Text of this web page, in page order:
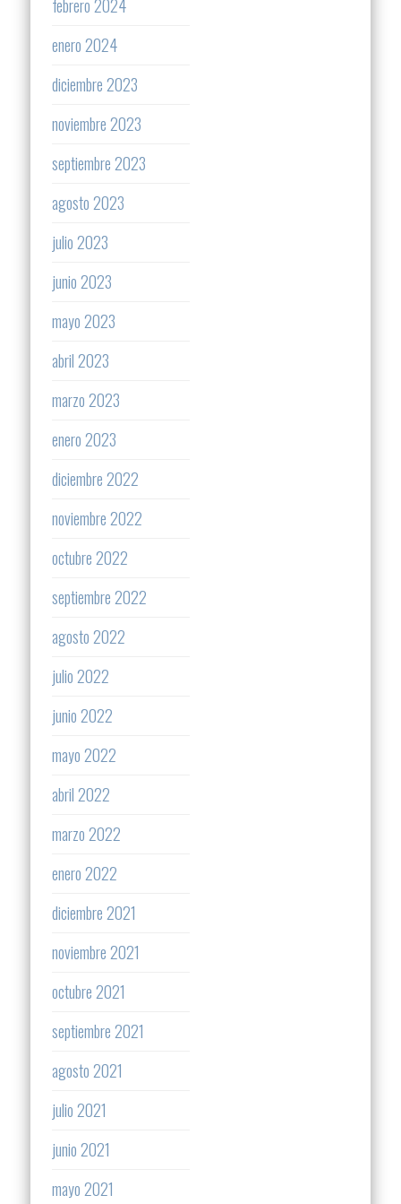
febrero 2024
enero 2024
diciembre 2023
noviembre 2023
septiembre 2023
agosto 2023
julio 2023
junio 2023
mayo 2023
abril 2023
marzo 2023
enero 2023
diciembre 2022
noviembre 2022
octubre 2022
septiembre 2022
agosto 2022
julio 2022
junio 2022
mayo 2022
abril 2022
marzo 2022
enero 2022
diciembre 2021
noviembre 2021
octubre 2021
septiembre 2021
agosto 2021
julio 2021
junio 2021
mayo 2021